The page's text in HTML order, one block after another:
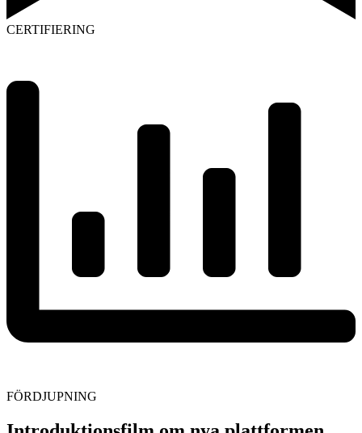
CERTIFIERING
FÖRDJUPNING